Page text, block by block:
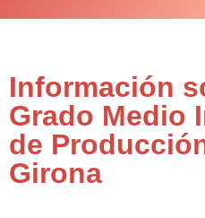
Información
Grado Medio
de
Girona